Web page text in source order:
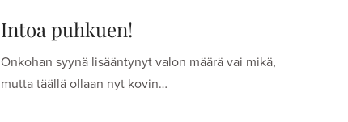
Intoa puhkuen!
Onkohan syynä lisääntynyt valon määrä vai mikä,
mutta täällä ollaan nyt kovin…